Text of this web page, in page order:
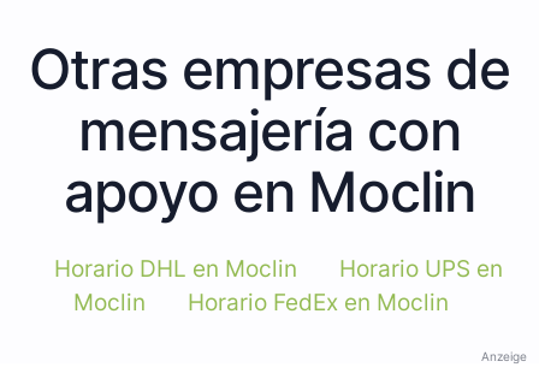
Otras empresas de
mensajería con
apoyo en Moclin
Horario DHL en Moclin
Horario UPS en
Moclin
Horario FedEx en Moclin
Anzeige